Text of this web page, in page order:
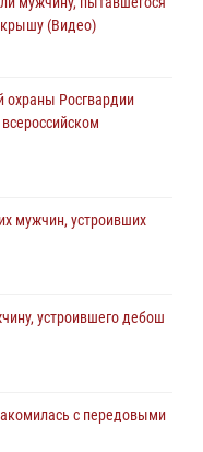
крышу (Видео)
охраны Росгвардии
мужчин, устроивших
устроившего дебош
с передовыми